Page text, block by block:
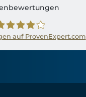
auf ProvenExpert.com